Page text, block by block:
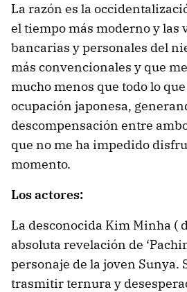
La razón es la
el tiempo más moderno y las
bancarias y personales del
más convencionales y que
mucho menos que todo lo
ocupación japonesa,
descompensación entre
que no me ha impedido
momento.
Los actores:
La desconocida Kim Minha (
absoluta revelación de
personaje de la joven Sunya.
trasmitir ternura y